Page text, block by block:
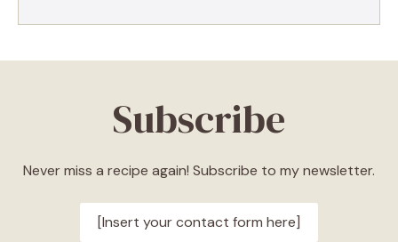
Subscribe
Never miss a recipe again! Subscribe to my newsletter.
[Insert your contact form here]